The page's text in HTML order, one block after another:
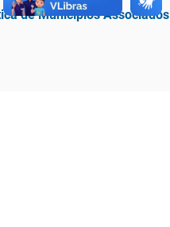
de Municípios Associados